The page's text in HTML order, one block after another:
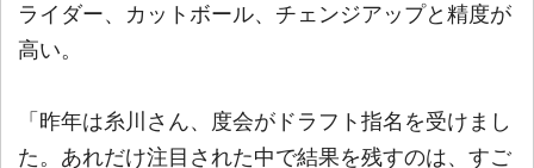
ライダー、カットボール、チェンジアップと精度が
高い。
「昨年は糸川さん、度会がドラフト指名を受けまし
た。あれだけ注目された中で結果を残すのは、すご